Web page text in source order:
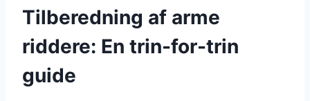
Tilberedning af arme
riddere: En trin-for-trin
guide